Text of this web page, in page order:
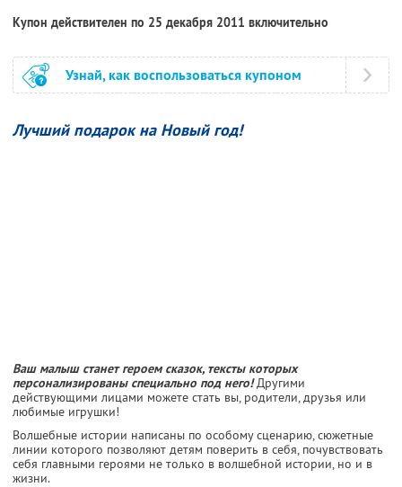
Купон действителен по 25 декабря 2011 включительно
Узнай, как воспользоваться купоном
Лучший подарок на Новый год!
Ваш малыш станет героем сказок, тексты которых
персонализированы специально под него!Другими
действующими лицами можете стать вы, родители, друзья или
любимые игрушки!
Волшебные истории написаны по особому сценарию, сюжетные
линии которого позволяют детям поверить в себя, почувствовать
себя главными героями не только в волшебной истории, но и в
жизни.